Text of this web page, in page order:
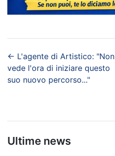
← L'agente di Artistico: "Non
vede l'ora di iniziare questo
suo nuovo percorso..."
Ultime news